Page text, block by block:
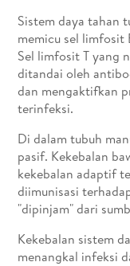
Sistem daya tahan
memicu sel limfosit
Sel limfosit T yang
ditandai oleh
dan mengaktifkan
terinfeksi.
Di dalam tubuh
pasif. Kekebalan
kekebalan adaptif
diimunisasi
"dipinjam" dari
Kekebalan sistem
menangkal infeksi